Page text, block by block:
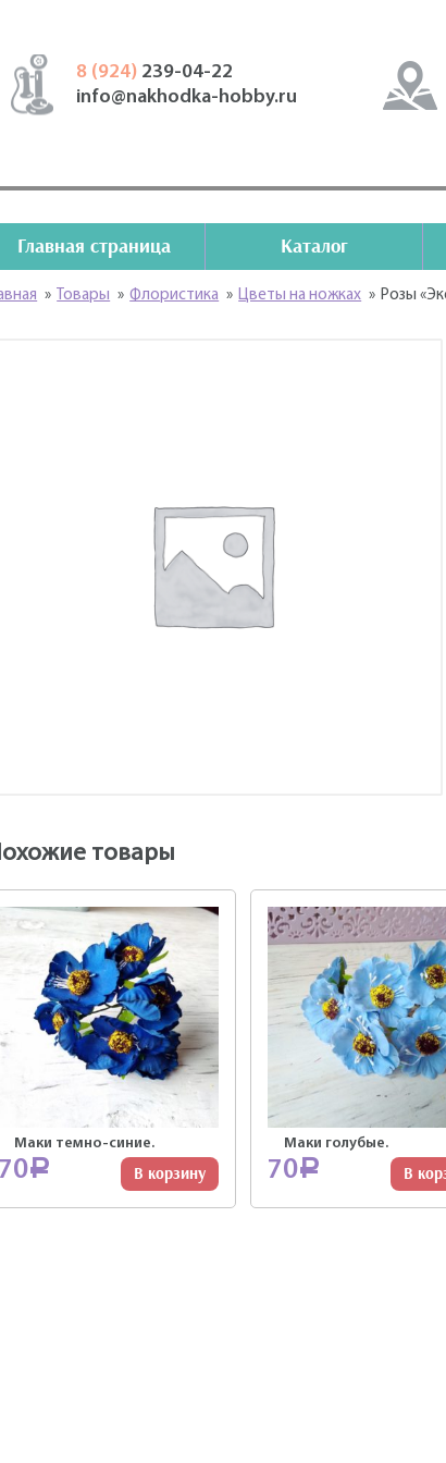
8 (924) 239-04-22
info@nakhodka-hobby.ru
Главная страница Каталог
» Товары » Флористика » Цветы на ножках » Розы
товары
Маки темно-синие.
70Р В корзину
Маки голубые.
70Р В